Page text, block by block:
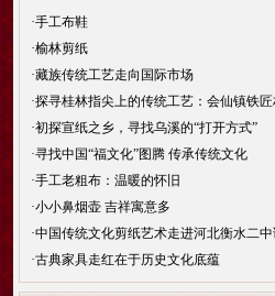
·手工布鞋
·榆林剪纸
·藏族传统工艺走向国际市场
·探寻桂林指尖上的传统工艺：会仙镇铁匠
·初探宣纸之乡，寻找乌溪的“打开方式”
·寻找中国“福文化”图腾 传承传统文化
·手工老粗布：温暖的怀旧
·小小鼻烟壶 吉祥寓意多
·中国传统文化剪纸艺术走进河北衡水二中
·古典家具走红在于历史文化底蕴